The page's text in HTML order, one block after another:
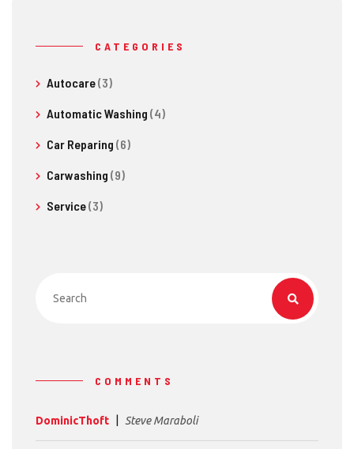
CATEGORIES
Autocare(3)
Automatic Washing (4)
Car Reparing (6)
Carwashing (9)
Service(3)
COMMENTS
DominicThoft Steve Maraboli